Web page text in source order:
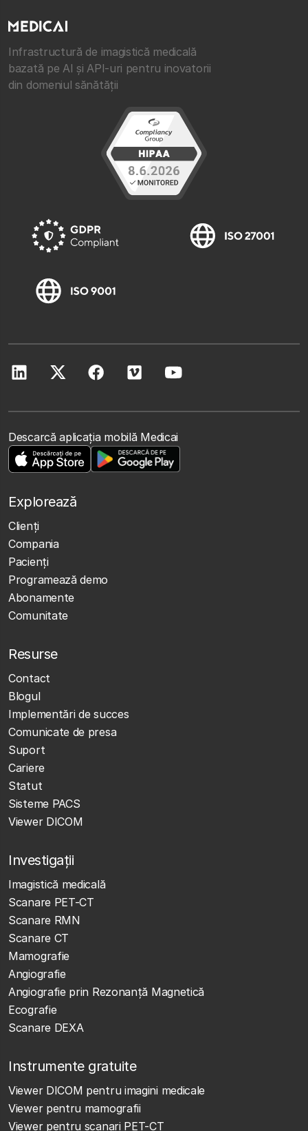
Infrastructură de imagistică medicală
bazată pe AI și API-uri pentru inovatorii
din domeniul sănătății
Descarcă aplicația mobilă Medicai
Explorează
Clienţi
Compania
Pacienți
Programează demo
Abonamente
Comunitate
Resurse
Contact
Blogul
Implementări de succes
Comunicate de presa
Suport
Cariere
Statut
Sisteme PACS
Viewer DICOM
Investigații
Imagistică medicală
Scanare PET-CT
Scanare RMN
Scanare CT
Mamografie
Angiografie
Angiografie prin Rezonanță Magnetică
Ecografie
Scanare DEXA
Instrumente gratuite
Viewer DICOM pentru imagini medicale
Viewer pentru mamografii
Viewer pentru scanari PET-CT